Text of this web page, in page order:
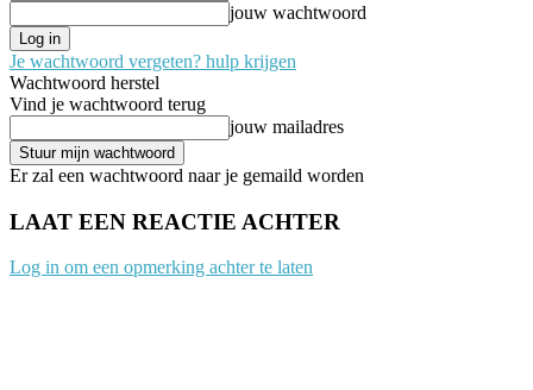
jouw wachtwoord
Je wachtwoord vergeten? hulp krijgen
Wachtwoord herstel
Vind je wachtwoord terug
jouw mailadres
Er zal een wachtwoord naar je gemaild worden
LAAT EEN REACTIE ACHTER
Log in om een opmerking achter te laten